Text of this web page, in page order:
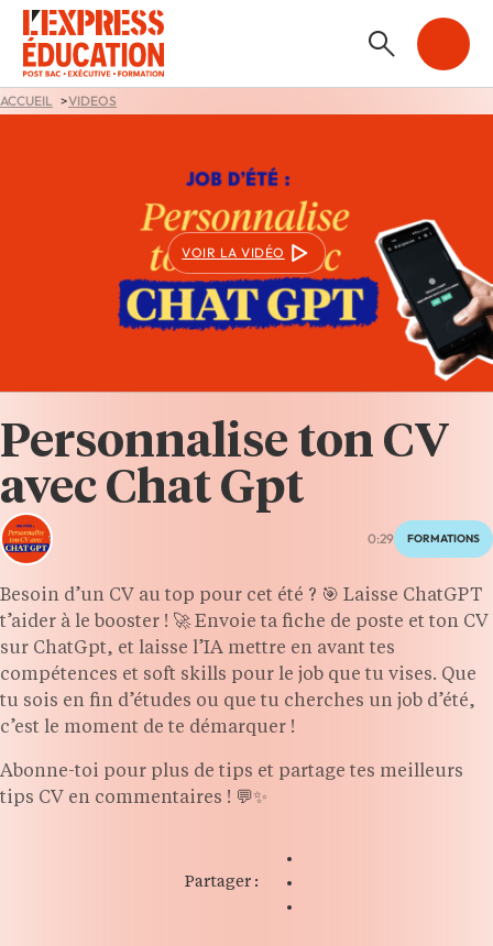
ACCUEIL VIDEOS
VOIR LA VIDÉO
Personnalise ton CV
avec Chat Gpt
0:29 FORMATIONS
Besoin d’un CV au top pour cet été ? 🎯 Laisse ChatGPT
t’aider à le booster ! 🚀 Envoie ta fiche de poste et ton CV
sur ChatGpt, et laisse l’IA mettre en avant tes
compétences et soft skills pour le job que tu vises. Que
tu sois en fin d’études ou que tu cherches un job d’été,
c’est le moment de te démarquer !
Abonne-toi pour plus de tips et partage tes meilleurs
tips CV en commentaires ! 💬✨
Partager :